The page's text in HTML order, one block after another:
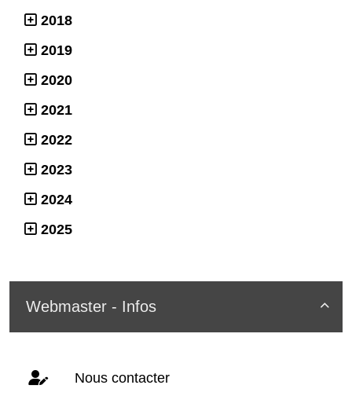
2018
2019
2020
2021
2022
2023
2024
2025

Webmaster - Infos
Nous contacter